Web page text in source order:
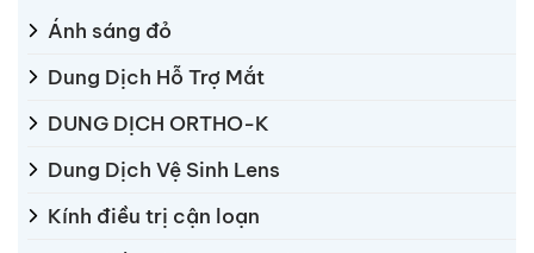
chóp?Ai nên sử...
Ánh sáng đỏ
Dung Dịch Hỗ Trợ Mắt
DUNG DỊCH ORTHO-K
Dung Dịch Vệ Sinh Lens
Kính điều trị cận loạn